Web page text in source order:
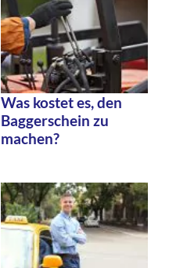
Was kostet es, den
Baggerschein zu
machen?